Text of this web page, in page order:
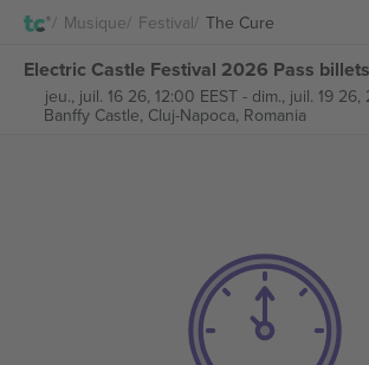
Musique Festival The Cure
Electric Castle Festival 2026 Pass billets
jeu., juil. 16 26, 12:00 EEST- dim., juil. 19 26,
Banffy Castle, Cluj-Napoca, Romania